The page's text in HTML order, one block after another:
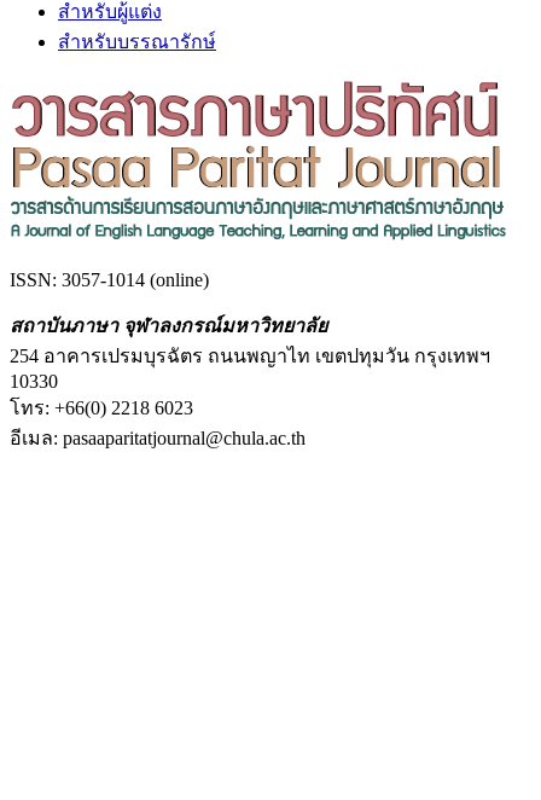
สำหรับผู้แต่ง
สำหรับบรรณารักษ์
ISSN: 3057-1014 (online)
สถาบันภาษา จุฬาลงกรณ์มหาวิทยาลัย
254 อาคารเปรมบุรฉัตร ถนนพญาไท เขตปทุมวัน กรุงเทพฯ
10330
โทร: +66(0) 2218 6023
อีเมล: pasaaparitatjournal@chula.ac.th